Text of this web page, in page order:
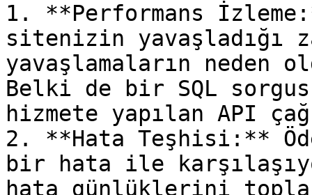
1. **Performans
sitenizin yavaşladığı
yavaşlamaların
Belki de bir SQL
hizmete yapılan API
2. **Hata Teşhisi:**
bir hata ile
hata günlüklerini